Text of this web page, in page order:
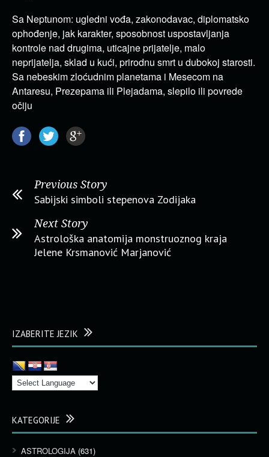
Sa Neptunom: ugledni vođa, zakonodavac, diplomatsko
ophođenje, jak karakter, sposobnost uspostavljanja
kontrole nad drugima, uticajne prijatelje, malo
neprijatelja, sklad u kući, prirodnu smrt u dubokoj starosti.
Sa nebeskim zloćudnim planetama i Mesecom na
Antaresu, Prezepama ili Plejadama, slepilo ili povrede
očiju
Previous Story
Sabijski simboli stepenova Zodijaka
Next Story
Astrološka anatomija monstruoznog kraja
Jelene Krsmanović Marjanović
IZABERITE JEZIK
KATEGORIJE
ASTROLOGIJA (631)